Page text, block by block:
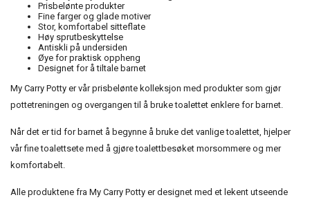
Prisbelønte produkter
Fine farger og glade motiver
Stor, komfortabel sitteflate
Høy sprutbeskyttelse
Antiskli på undersiden
Øye for praktisk oppheng
Designet for å tiltale barnet
My Carry Potty er vår prisbelønte kolleksjon med produkter som gjør
pottetreningen og overgangen til å bruke toalettet enklere for barnet.
Når det er tid for barnet å begynne å bruke det vanlige toalettet, hjelper
vår fine toalettsete med å gjøre toalettbesøket morsommere og mer
komfortabelt.
Alle produktene fra My Carry Potty er designet med et lekent utseende